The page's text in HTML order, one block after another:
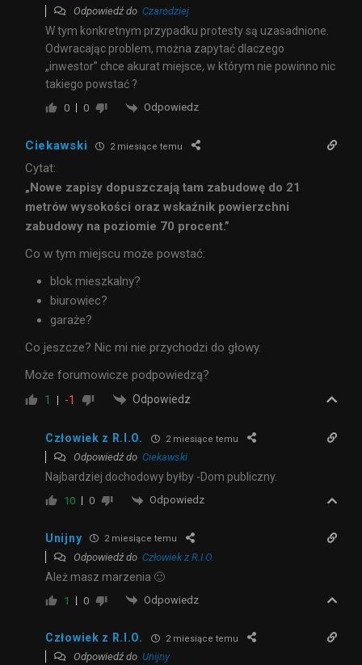
Odpowiedź do Czarodziej
W tym konkretnym przypadku protesty są uzasadnione.
Odwracając problem, można zapytać dlaczego
„inwestor” chce akurat miejsce, w którym nie powinno nic
takiego powstać ?
0 0 Odpowiedz
Ciekawski 2 miesiące temu
Cytat:
„Nowe zapisy dopuszczają tam zabudowę do 21
metrów wysokości oraz wskaźnik powierzchni
zabudowy na poziomie 70 procent.”
Co w tym miejscu może powstać:
blok mieszkalny?
biurowiec?
garaże?
Co jeszcze? Nic mi nie przychodzi do głowy.
Może forumowicze podpowiedzą?
1 -1 Odpowiedz
Człowiek z R.I.O. 2 miesiące temu
Odpowiedź do Ciekawski
Najbardziej dochodowy byłby -Dom publiczny.
10 0 Odpowiedz
Unijny 2 miesiące temu
Odpowiedź do Człowiek z R.I.O.
Ależ masz marzenia 🙂
1 0 Odpowiedz
Człowiek z R.I.O. 2 miesiące temu
Odpowiedź do Unijny